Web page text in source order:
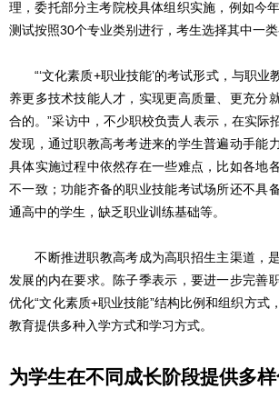
理，委托部分主考院校具体组织实施，例如今
测试按照30个专业类别进行，考生选择其中一类
“‘文化素质+职业技能’的考试形式，与职业
养更多技术技能人才，实现更高质量、更充分
合的。”采访中，不少职校负责人表示，在实际
发现，通过职教高考考进来的学生普遍动手能
具体实施过程中依然存在一些难点，比如各地
不一致；功能齐备的职业技能考试场所还不具
通高中的学生，缺乏职业训练基础等。
不断推进职教高考成为高职招生主渠道，
发展的内在要求。陈子季表示，要进一步完善
优化“文化素质+职业技能”结构比例和组织方式
教育提供多种入学方式和学习方式。
为学生在不同成长阶段提供多